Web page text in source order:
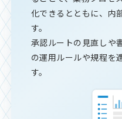
化できるとともに、内
す。
承認ルートの見直しや
の運用ルールや規程を
す。